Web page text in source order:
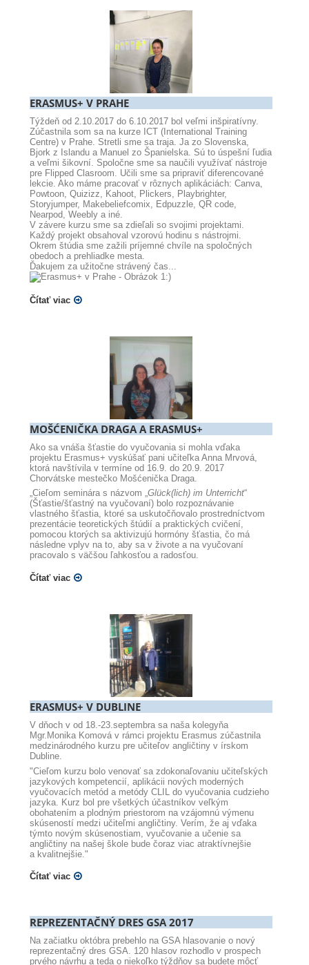
ERASMUS+ V PRAHE
Týždeň od 2.10.2017 do 6.10.2017 bol veľmi inšpiratívny.
Zúčastnila som sa na kurze ICT (International Training
Centre) v Prahe. Stretli sme sa traja. Ja zo Slovenska,
Bjork z Islandu a Manuel zo Španielska. Sú to úspešní ľudia
a veľmi šikovní. Spoločne sme sa naučili využívať nástroje
pre Flipped Clasroom. Učili sme sa pripraviť diferencované
lekcie. Ako máme pracovať v rôznych aplikáciách: Canva,
Powtoon, Quizizz, Kahoot, Plickers, Playbrighter,
Storyjumper, Makebeliefcomix, Edpuzzle, QR code,
Nearpod, Weebly a iné.
V závere kurzu sme sa zdieľali so svojimi projektami.
Každý projekt obsahoval vzorovú hodinu s nástrojmi.
Okrem štúdia sme zažili príjemné chvíle na spoločných
obedoch a prehliadke mesta.
Ďakujem za užitočne strávený čas...
:)
Čítať viac
MOŠĆENIČKA DRAGA A ERASMUS+
Ako sa vnáša šťastie do vyučovania si mohla vďaka
projektu Erasmus+ vyskúšať pani učiteľka Anna Mrvová,
ktorá navštívila v termíne od 16.9. do 20.9. 2017
Chorvátske mestečko Mošćenička Draga.
„Cieľom seminára s názvom „Glück(lich) im Unterricht“
(Šťastie/šťastný na vyučovaní) bolo rozpoznávanie
vlastného šťastia, ktoré sa uskutočňovalo prostredníctvom
prezentácie teoretických štúdií a praktických cvičení,
pomocou ktorých sa aktivizujú hormóny šťastia, čo má
následne vplyv na to, aby sa v živote a na vyučovaní
pracovalo s väčšou ľahkosťou a radosťou.
Čítať viac
ERASMUS+ V DUBLINE
V dňoch v od 18.-23.septembra sa naša kolegyňa
Mgr.Monika Komová v rámci projektu Erasmus zúčastnila
medzinárodného kurzu pre učiteľov angličtiny v írskom
Dubline.
"Cieľom kurzu bolo venovať sa zdokonaľovaniu učiteľských
jazykových kompetencií, aplikácii nových moderných
vyučovacích metód a metódy CLIL do vyučovania cudzieho
jazyka. Kurz bol pre všetkých účastníkov veľkým
obohatením a plodným priestorom na vzájomnú výmenu
skúseností medzi učiteľmi angličtiny. Verím, že aj vďaka
týmto novým skúsenostiam, vyučovanie a učenie sa
angličtiny na našej škole bude čoraz viac atraktívnejšie
a kvalitnejšie."
Čítať viac
REPREZENTAČNÝ DRES GSA 2017
Na začiatku októbra prebehlo na GSA hlasovanie o nový
reprezentačný dres GSA. 120 hlasov rozhodlo v prospech
prvého návrhu a teda o niekoľko týždňov sa budete môcť